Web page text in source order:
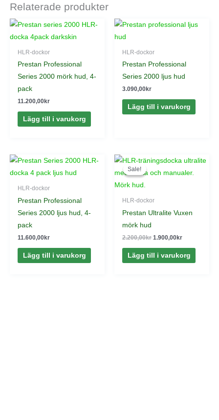
Relaterade produkter
HLR-dockor
Prestan Professional
Series 2000 mörk hud, 4-
pack
11.200,00kr
Lägg till i varukorg
HLR-dockor
Prestan Professional
Series 2000 ljus hud
3.090,00kr
Lägg till i varukorg
HLR-dockor
Prestan Professional
Series 2000 ljus hud, 4-
pack
11.600,00kr
Lägg till i varukorg
Sale!
Sale!
HLR-dockor
Prestan Ultralite Vuxen
mörk hud
2.200,00kr
Det
ursprungliga
priset
1.900,00kr
Det
priset
Lägg till i varukorg